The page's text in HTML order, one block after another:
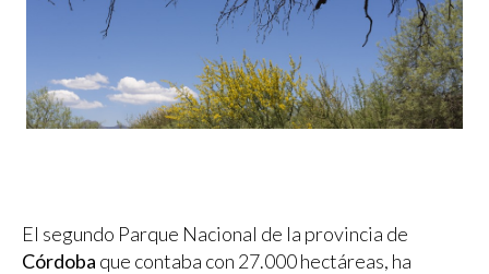
El segundo Parque Nacional de la provincia de
Córdoba que contaba con 27.000 hectáreas, ha